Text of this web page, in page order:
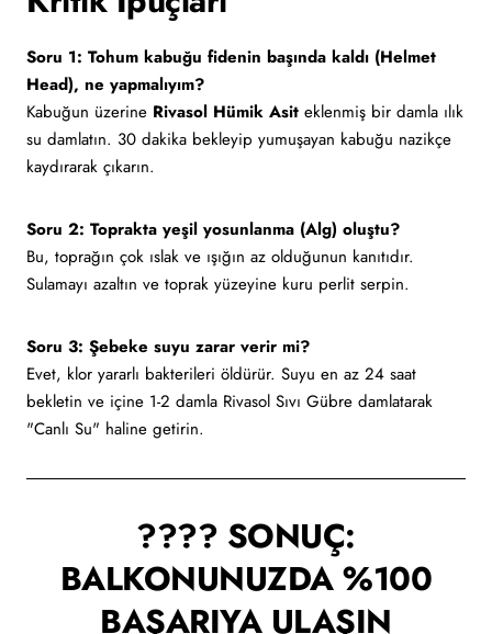
Soru 1: Tohum kabuğu fidenin başında kaldı (Helmet
Head), ne yapmalıyım?
Kabuğun üzerine Rivasol Hümik Asit eklenmiş bir damla ılık
su damlatın. 30 dakika bekleyip yumuşayan kabuğu nazikçe
kaydırarak çıkarın.
Soru 2: Toprakta yeşil yosunlanma (Alg) oluştu?
Bu, toprağın çok ıslak ve ışığın az olduğunun kanıtıdır.
Sulamayı azaltın ve toprak yüzeyine kuru perlit serpin.
Soru 3: Şebeke suyu zarar verir mi?
Evet, klor yararlı bakterileri öldürür. Suyu en az 24 saat
bekletin ve içine 1-2 damla Rivasol Sıvı Gübre damlatarak
"Canlı Su" haline getirin.
???? SONUÇ:
BALKONUNUZDA %100
BAŞARIYA ULAŞIN